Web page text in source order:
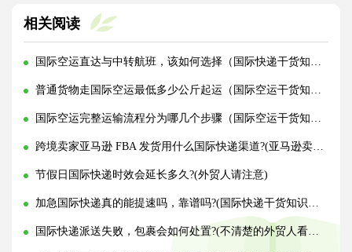
相关阅读
国际空运直达与中转航班，该如何选择（国际快递干货知识分享）
普通货物走国际空运最低多少公斤起运（国际空运干货知识分享）
国际空运完整运输流程分为哪几个步骤（国际空运干货知识分享）
跨境卖家亚马逊 FBA 发货用什么国际快递渠道?(亚马逊卖家必看篇)
节假日国际快递时效会延长多久?(外贸人请注意)
加急国际快递真的能提速吗，靠谱吗?(国际快递干货知识分享)
国际快递派送失败，包裹会如何处置?(不清楚的外贸人看过来)